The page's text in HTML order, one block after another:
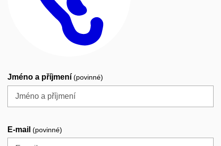
Jméno a příjmení (povinné)
E-mail (povinné)